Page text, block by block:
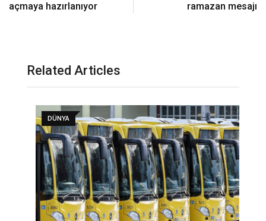
açmaya hazırlanıyor
ramazan mesajı
Related Articles
DÜNYA